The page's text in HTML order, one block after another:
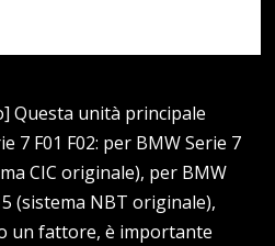
Questa unità principale
7 F01 F02: per BMW Serie 7
CIC originale), per BMW
(sistema NBT originale),
un fattore, è importante